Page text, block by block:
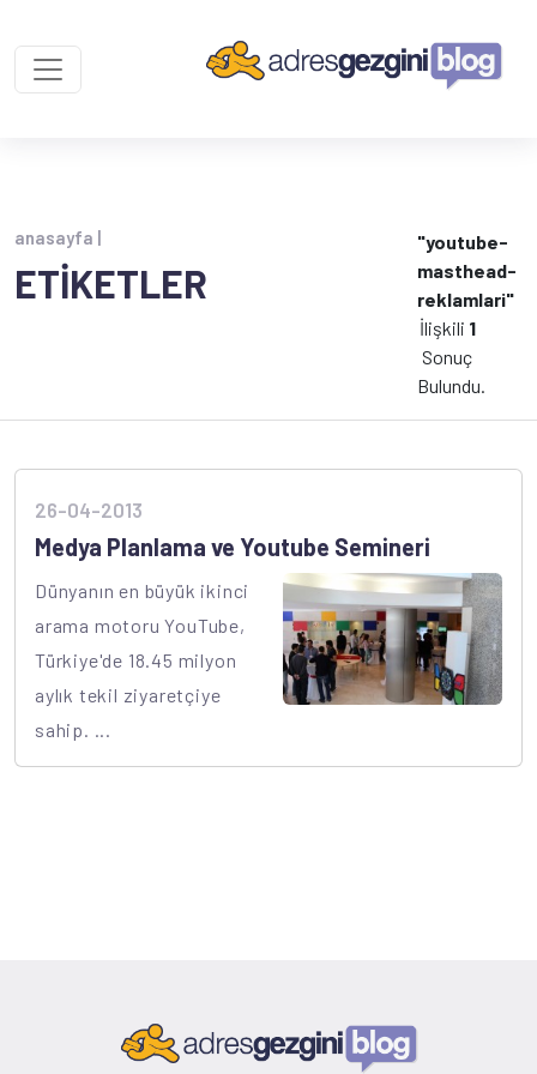
anasayfa |
ETİKETLER
"youtube-
masthead-
reklamlari"
İlişkili 1
Sonuç
Bulundu.
26-04-2013
Medya Planlama ve Youtube Semineri
Dünyanın en büyük ikinci
arama motoru YouTube,
Türkiye'de 18.45 milyon
aylık tekil ziyaretçiye
sahip. ...